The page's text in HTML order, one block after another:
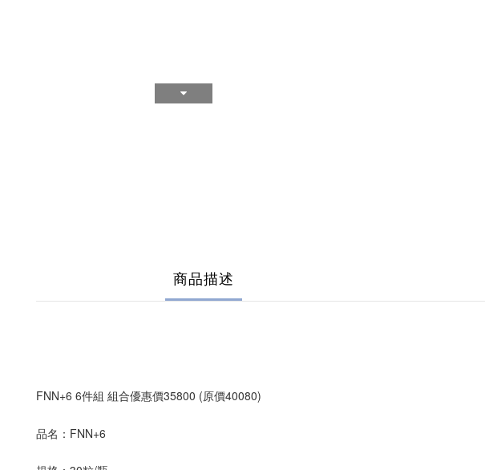
商品描述
FNN+6 6件組 組合優惠價35800 (原價40080)
品名：FNN+6